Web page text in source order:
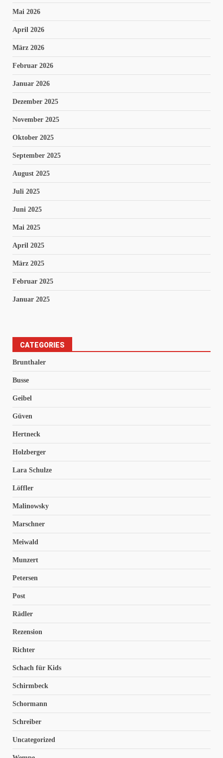
Mai 2026
April 2026
März 2026
Februar 2026
Januar 2026
Dezember 2025
November 2025
Oktober 2025
September 2025
August 2025
Juli 2025
Juni 2025
Mai 2025
April 2025
März 2025
Februar 2025
Januar 2025
CATEGORIES
Brunthaler
Busse
Geibel
Güven
Hertneck
Holzberger
Lara Schulze
Löffler
Malinowsky
Marschner
Meiwald
Munzert
Petersen
Post
Rädler
Rezension
Richter
Schach für Kids
Schirmbeck
Schormann
Schreiber
Uncategorized